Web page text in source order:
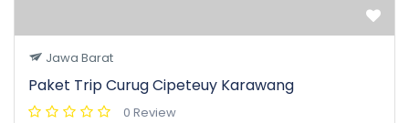
Jawa Barat
Paket Trip Curug Cipeteuy Karawang
0 Review